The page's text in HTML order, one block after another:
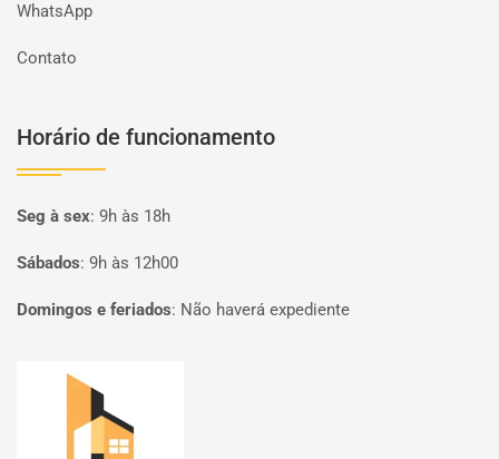
WhatsApp
Contato
Horário de funcionamento
Seg à sex: 9h às 18h
Sábados: 9h às 12h00
Domingos e feriados: Não haverá expediente
Página inicial